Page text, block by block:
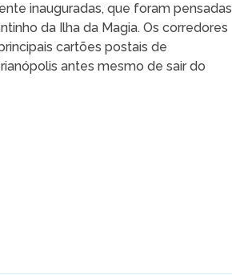
inauguradas, que foram pensadas
da Ilha da Magia. Os corredores
cartões postais de
antes mesmo de sair do